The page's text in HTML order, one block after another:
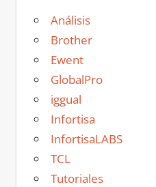
Análisis
Brother
Ewent
GlobalPro
iggual
Infortisa
InfortisaLABS
TCL
Tutoriales